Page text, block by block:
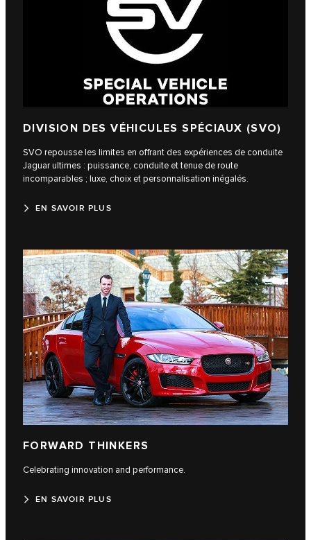
DIVISION DES VÉHICULES SPÉCIAUX (SVO)
SVO repousse les limites en offrant des expériences de conduite
Jaguar ultimes : puissance, conduite et tenue de route
incomparables ; luxe, choix et personnalisation inégalés.
EN SAVOIR PLUS
FORWARD THINKERS
Celebrating innovation and performance.
EN SAVOIR PLUS